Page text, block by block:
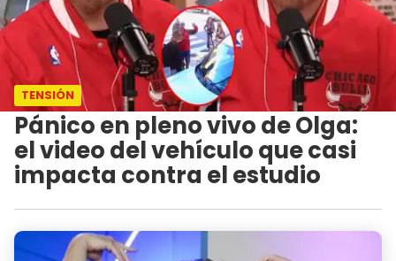
TENSIÓN
Pánico en pleno vivo de Olga:
el video del vehículo que casi
impacta contra el estudio